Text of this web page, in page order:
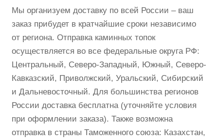
Мы организуем доставку по всей России – ваш
заказ прибудет в кратчайшие сроки независимо
от региона. Отправка каминных топок
осуществляется во все федеральные округа РФ:
Центральный, Северо-Западный, Южный, Северо-
Кавказский, Приволжский, Уральский, Сибирский
и Дальневосточный. Для большинства регионов
России доставка бесплатна (уточняйте условия
при оформлении заказа). Также возможна
отправка в страны Таможенного союза: Казахстан,